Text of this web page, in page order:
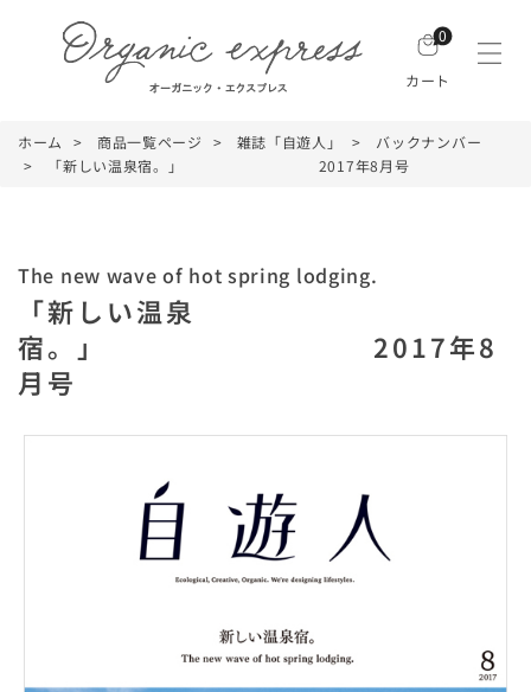
0
カート
ホーム 商品一覧ページ 雑誌「自遊人」
バックナンバー
「新しい温泉宿。」 2017年8月号
The new wave of hot spring lodging.
「新しい温泉
宿。」 2017年8
月号